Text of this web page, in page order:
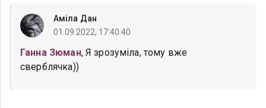
Аміла Дан
01.09.2022, 17:40:40
Ганна Зюман, Я зрозуміла, тому вже
сверблячка))